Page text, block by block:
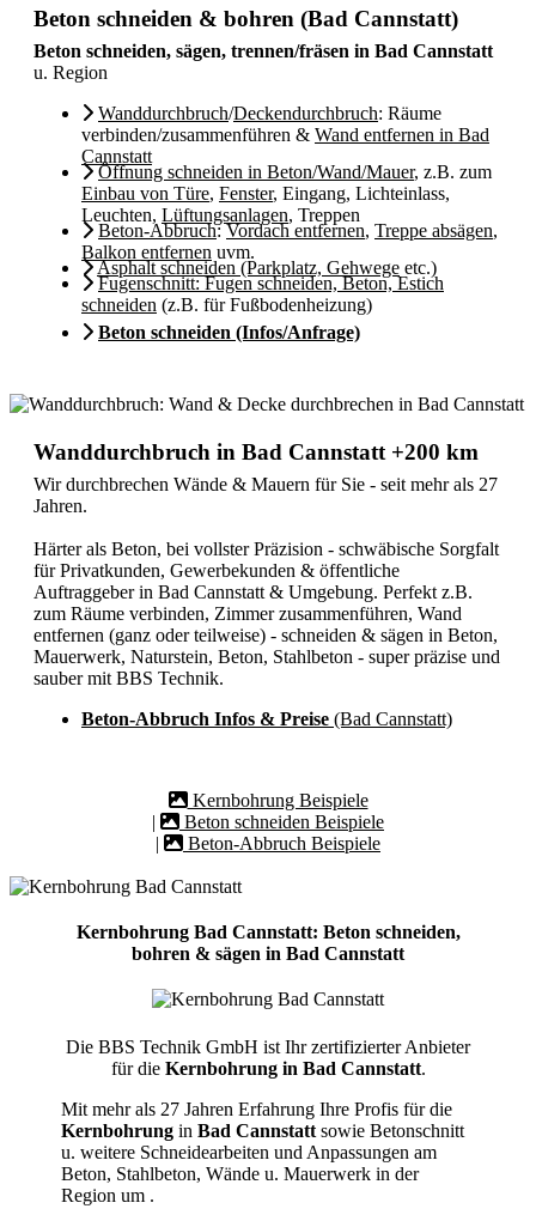
Beton schneiden & bohren (Bad Cannstatt)
Beton schneiden, sägen, trennen/fräsen in Bad Cannstatt
u. Region
Wanddurchbruch/Deckendurchbruch: Räume
verbinden/zusammenführen & Wand entfernen in Bad
Cannstatt
Öffnung schneiden in Beton/Wand/Mauer, z.B. zum
Einbau von Türe, Fenster, Eingang, Lichteinlass,
Leuchten, Lüftungsanlagen, Treppen
Beton-Abbruch:Vordach entfernen, Treppe absägen,
Balkon entfernen uvm.
Asphalt schneiden (Parkplatz, Gehwege etc.)
Fugenschnitt: Fugen schneiden, Beton, Estich
schneiden (z.B. für Fußbodenheizung)
Beton schneiden (Infos/Anfrage)
Wanddurchbruch in Bad Cannstatt +200 km
Wir durchbrechen Wände & Mauern für Sie - seit mehr als 27
Jahren.
Härter als Beton, bei vollster Präzision - schwäbische Sorgfalt
für Privatkunden, Gewerbekunden & öffentliche
Auftraggeber in Bad Cannstatt & Umgebung. Perfekt z.B.
zum Räume verbinden, Zimmer zusammenführen, Wand
entfernen (ganz oder teilweise) - schneiden & sägen in Beton,
Mauerwerk, Naturstein, Beton, Stahlbeton - super präzise und
sauber mit BBS Technik.
Beton-Abbruch Infos & Preise (Bad Cannstatt)
Kernbohrung Beispiele
|
Beton schneiden Beispiele
|
Beton-Abbruch Beispiele
Kernbohrung Bad Cannstatt: Beton schneiden,
bohren & sägen in Bad Cannstatt
Die BBS Technik GmbH ist Ihr zertifizierter Anbieter
für die Kernbohrung in Bad Cannstatt.
Mit mehr als 27 Jahren Erfahrung Ihre Profis für die
Kernbohrung inBad Cannstatt sowie Betonschnitt
u. weitere Schneidearbeiten und Anpassungen am
Beton, Stahlbeton, Wände u. Mauerwerk in der
Region um .